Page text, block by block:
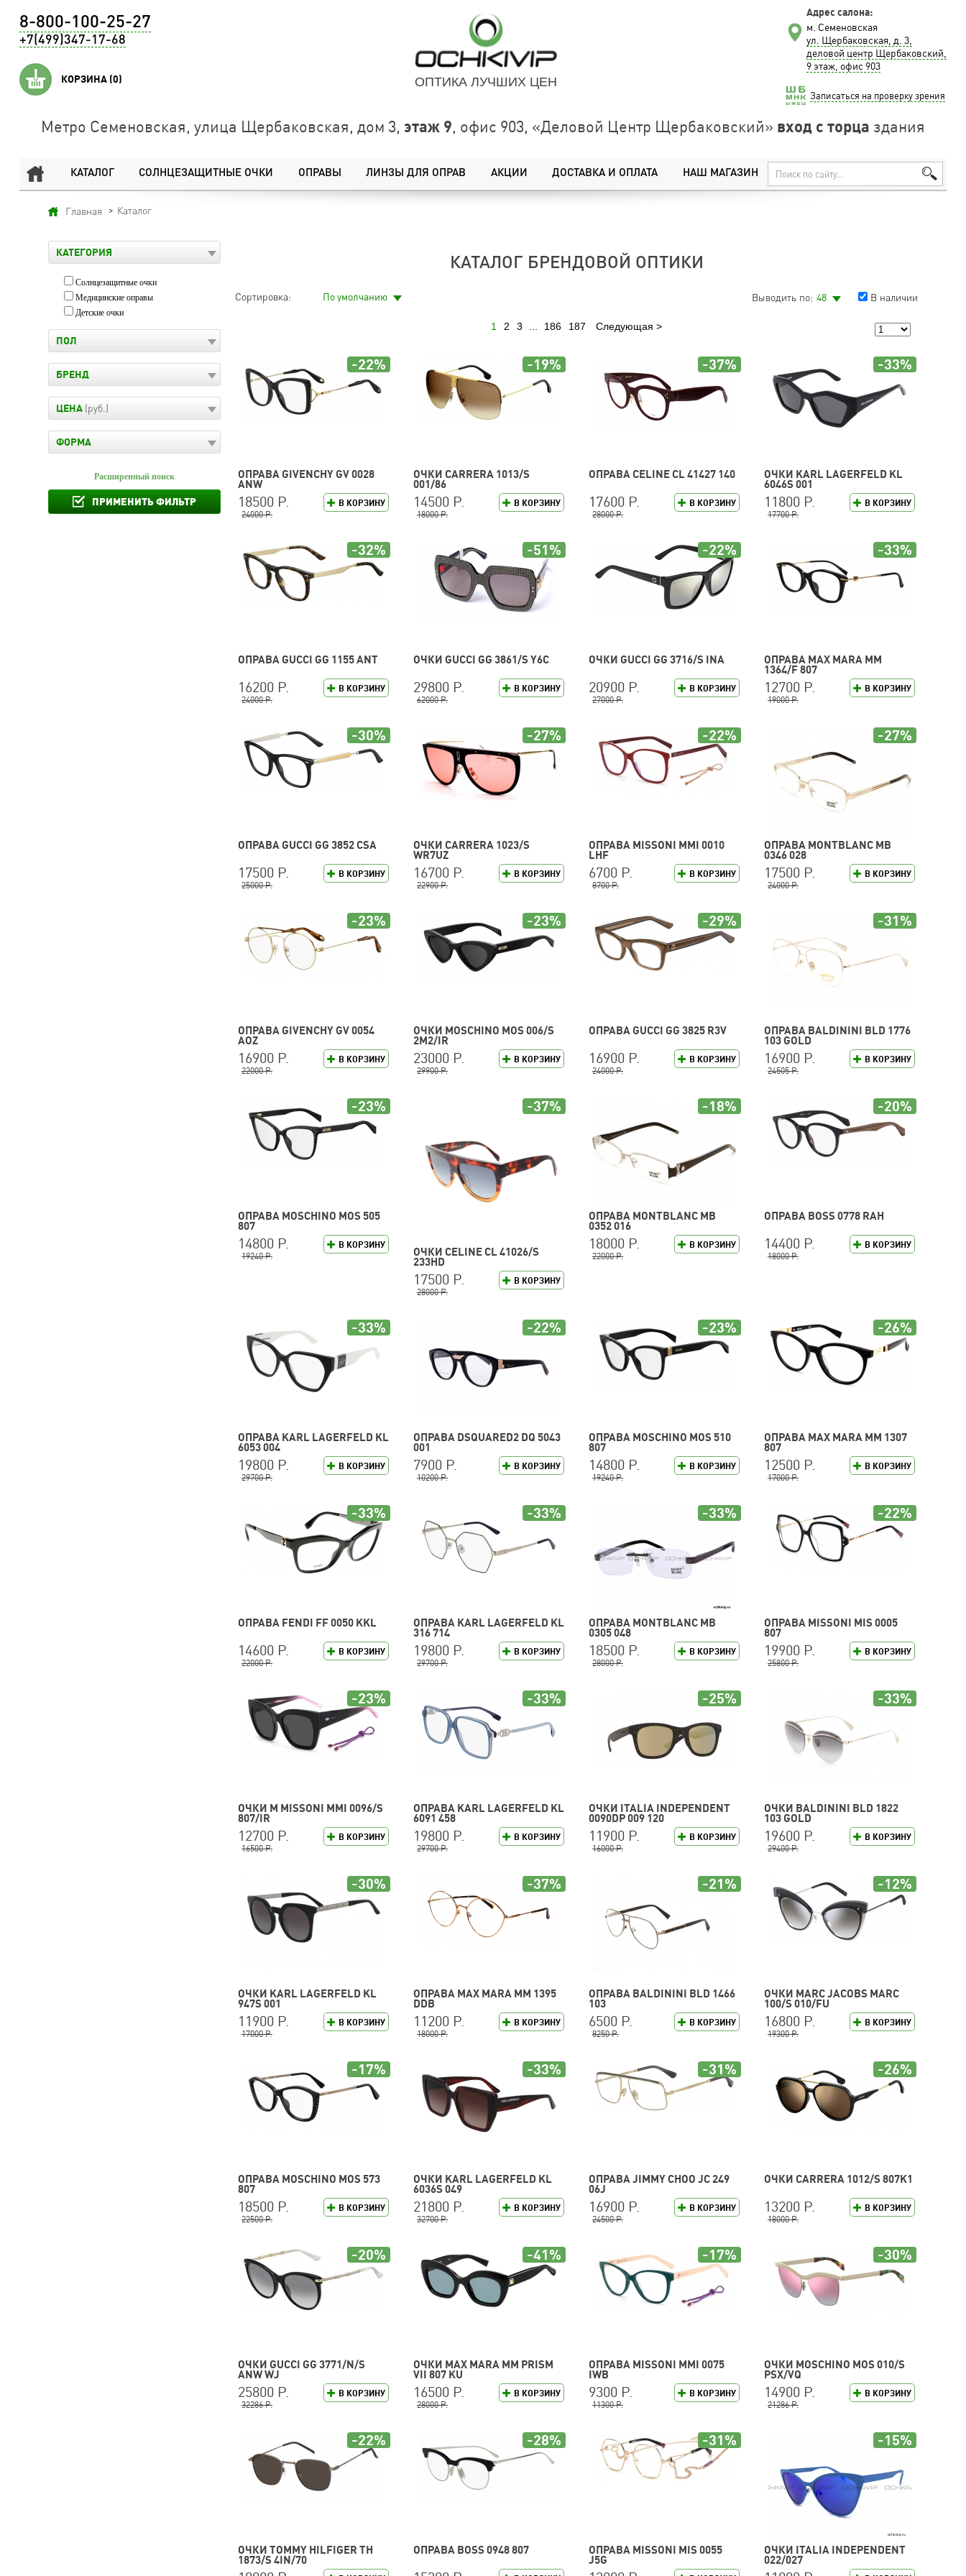
8-800-100-25-27
+7(499)347-17-68
КОРЗИНА (0) ОПТИКА ЛУЧШИХ ЦЕН
Адрес салона:
м. Семеновская
ул. Щербаковская, д. 3,
деловой центр Щербаковский,
9 этаж, офис 903
Записаться на проверку зрения
Метро Семеновская, улица Щербаковская, дом 3, этаж 9, офис 903, «Деловой Центр Щербаковский» вход с торца здания
КАТАЛОГ СОЛНЦЕЗАЩИТНЫЕ ОЧКИ ОПРАВЫ ЛИНЗЫ ДЛЯ ОПРАВ АКЦИИ ДОСТАВКА И ОПЛАТА НАШ МАГАЗИН
Главная Каталог
КАТЕГОРИЯ
Солнцезащитные очки
Медицинские оправы
Детские очки
ПОЛ
БРЕНД
ЦЕНА (руб.)
ФОРМА
Расширенный поиск
ПРИМЕНИТЬ ФИЛЬТР
КАТАЛОГ БРЕНДОВОЙ ОПТИКИ
Сортировка: По умолчанию Выводить по: 48 В наличии
1 2 3 186 187 Следующая
ОПРАВА GIVENCHY GV 0028
ANW
В КОРЗИНУ
18500 Р.
24000 Р.
-22%
ОЧКИ CARRERA 1013/S
001/86
В КОРЗИНУ
14500 Р.
18000 Р.
-19%
ОПРАВА CELINE CL 41427 140
В КОРЗИНУ
17600 Р.
28000 Р.
-37%
ОЧКИ KARL LAGERFELD KL
6046S 001
В КОРЗИНУ
11800 Р.
17700 Р.
-33%
ОПРАВА GUCCI GG 1155 ANT
В КОРЗИНУ
16200 Р.
24000 Р.
-32%
ОЧКИ GUCCI GG 3861/S Y6C
В КОРЗИНУ
29800 Р.
62000 Р.
-51%
ОЧКИ GUCCI GG 3716/S INA
В КОРЗИНУ
20900 Р.
27000 Р.
-22%
ОПРАВА MAX MARA MM
1364/F 807
В КОРЗИНУ
12700 Р.
19000 Р.
-33%
ОПРАВА GUCCI GG 3852 CSA
В КОРЗИНУ
17500 Р.
25000 Р.
-30%
ОЧКИ CARRERA 1023/S
WR7UZ
В КОРЗИНУ
16700 Р.
22900 Р.
-27%
ОПРАВА MISSONI MMI 0010
LHF
В КОРЗИНУ
6700 Р.
8700 Р.
-22%
ОПРАВА MONTBLANC MB
0346 028
В КОРЗИНУ
17500 Р.
24000 Р.
-27%
ОПРАВА GIVENCHY GV 0054
AOZ
В КОРЗИНУ
16900 Р.
22000 Р.
-23%
ОЧКИ MOSCHINO MOS 006/S
2M2/IR
В КОРЗИНУ
23000 Р.
29900 Р.
-23%
ОПРАВА GUCCI GG 3825 R3V
В КОРЗИНУ
16900 Р.
24000 Р.
-29%
ОПРАВА BALDININI BLD 1776
103 GOLD
В КОРЗИНУ
16900 Р.
24505 Р.
-31%
ОПРАВА MOSCHINO MOS 505
807
В КОРЗИНУ
14800 Р.
19240 Р.
-23%
ОЧКИ CELINE CL 41026/S
233HD
В КОРЗИНУ
17500 Р.
28000 Р.
-37%
ОПРАВА MONTBLANC MB
0352 016
В КОРЗИНУ
18000 Р.
22000 Р.
-18%
ОПРАВА BOSS 0778 RAH
В КОРЗИНУ
14400 Р.
18000 Р.
-20%
ОПРАВА KARL LAGERFELD KL
6053 004
В КОРЗИНУ
19800 Р.
29700 Р.
-33%
ОПРАВА DSQUARED2 DQ 5043
001
В КОРЗИНУ
7900 Р.
10200 Р.
-22%
ОПРАВА MOSCHINO MOS 510
807
В КОРЗИНУ
14800 Р.
19240 Р.
-23%
ОПРАВА MAX MARA MM 1307
807
В КОРЗИНУ
12500 Р.
17000 Р.
-26%
ОПРАВА FENDI FF 0050 KKL
В КОРЗИНУ
14600 Р.
22000 Р.
-33%
ОПРАВА KARL LAGERFELD KL
316 714
В КОРЗИНУ
19800 Р.
29700 Р.
-33%
ОПРАВА MONTBLANC MB
0305 048
В КОРЗИНУ
18500 Р.
28000 Р.
-33%
ОПРАВА MISSONI MIS 0005
807
В КОРЗИНУ
19900 Р.
25800 Р.
-22%
ОЧКИ M MISSONI MMI 0096/S
807/IR
В КОРЗИНУ
12700 Р.
16500 Р.
-23%
ОПРАВА KARL LAGERFELD KL
6091 458
В КОРЗИНУ
19800 Р.
29700 Р.
-33%
ОЧКИ ITALIA INDEPENDENT
0090DP 009 120
В КОРЗИНУ
11900 Р.
16000 Р.
-25%
ОЧКИ BALDININI BLD 1822
103 GOLD
В КОРЗИНУ
19600 Р.
29400 Р.
-33%
ОЧКИ KARL LAGERFELD KL
947S 001
В КОРЗИНУ
11900 Р.
17000 Р.
-30%
ОПРАВА MAX MARA MM 1395
DDB
В КОРЗИНУ
11200 Р.
18000 Р.
-37%
ОПРАВА BALDININI BLD 1466
103
В КОРЗИНУ
6500 Р.
8250 Р.
-21%
ОЧКИ MARC JACOBS MARC
100/S 010/FU
В КОРЗИНУ
16800 Р.
19300 Р.
-12%
ОПРАВА MOSCHINO MOS 573
807
В КОРЗИНУ
18500 Р.
22500 Р.
-17%
ОЧКИ KARL LAGERFELD KL
6036S 049
В КОРЗИНУ
21800 Р.
32700 Р.
-33%
ОПРАВА JIMMY CHOO JC 249
06J
В КОРЗИНУ
16900 Р.
24500 Р.
-31%
ОЧКИ CARRERA 1012/S 807K1
В КОРЗИНУ
13200 Р.
18000 Р.
-26%
ОЧКИ GUCCI GG 3771/N/S
ANW WJ
В КОРЗИНУ
25800 Р.
32286 Р.
-20%
ОЧКИ MAX MARA MM PRISM
VII 807 KU
В КОРЗИНУ
16500 Р.
28000 Р.
-41%
ОПРАВА MISSONI MMI 0075
IWB
В КОРЗИНУ
9300 Р.
11300 Р.
-17%
ОЧКИ MOSCHINO MOS 010/S
PSX/VQ
В КОРЗИНУ
14900 Р.
21286 Р.
-30%
ОЧКИ TOMMY HILFIGER TH
1873/S 4IN/70
-22%
ОПРАВА BOSS 0948 807
-28%
ОПРАВА MISSONI MIS 0055
J5G
-31%
ОЧКИ ITALIA INDEPENDENT
022/027
-15%